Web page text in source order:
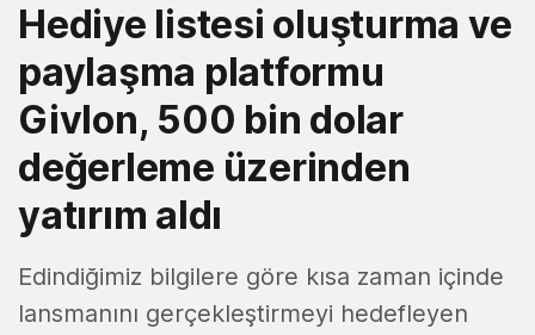
Hediye listesi oluşturma ve
paylaşma platformu
Givlon, 500 bin dolar
değerleme üzerinden
yatırım aldı
Edindiğimiz bilgilere göre kısa zaman içinde
lansmanını gerçekleştirmeyi hedefleyen